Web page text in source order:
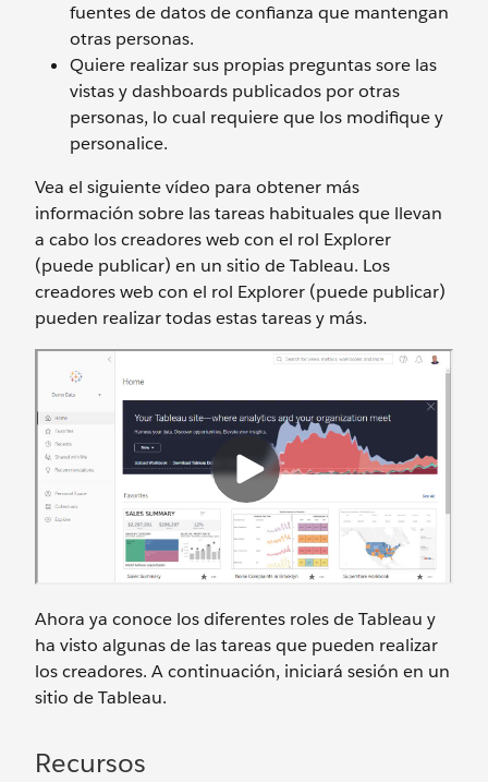
fuentes de datos de confianza que mantengan
otras personas.
Quiere realizar sus propias preguntas sore las
vistas y dashboards publicados por otras
personas, lo cual requiere que los modifique y
personalice.
Vea el siguiente vídeo para obtener más
información sobre las tareas habituales que llevan
a cabo los creadores web con el rol Explorer
(puede publicar) en un sitio de Tableau. Los
creadores web con el rol Explorer (puede publicar)
pueden realizar todas estas tareas y más.
Ahora ya conoce los diferentes roles de Tableau y
ha visto algunas de las tareas que pueden realizar
los creadores. A continuación, iniciará sesión en un
sitio de Tableau.
Recursos